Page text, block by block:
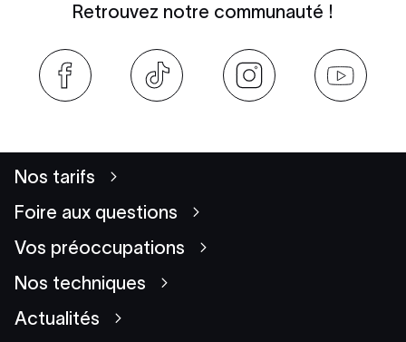
Retrouvez notre communauté !
Nos tarifs
Foire aux questions
Vos préoccupations
Nos techniques
Actualités